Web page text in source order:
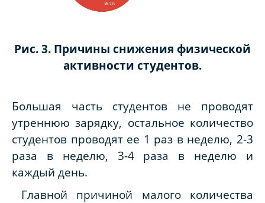
Рис. 3. Причины снижения физической
активности студентов.
Большая часть студентов не проводят
утреннюю зарядку, остальное количество
студентов проводят ее 1 раз в неделю, 2-3
раза в неделю, 3-4 раза в неделю и
каждый день.
Главной причиной малого количества